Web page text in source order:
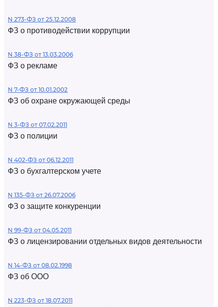
N 273-ФЗ от 25.12.2008
ФЗ о противодействии коррупции
N 38-ФЗ от 13.03.2006
ФЗ о рекламе
N 7-ФЗ от 10.01.2002
ФЗ об охране окружающей среды
N 3-ФЗ от 07.02.2011
ФЗ о полиции
N 402-ФЗ от 06.12.2011
ФЗ о бухгалтерском учете
N 135-ФЗ от 26.07.2006
ФЗ о защите конкуренции
N 99-ФЗ от 04.05.2011
ФЗ о лицензировании отдельных видов деятельности
N 14-ФЗ от 08.02.1998
ФЗ об ООО
N 223-ФЗ от 18.07.2011